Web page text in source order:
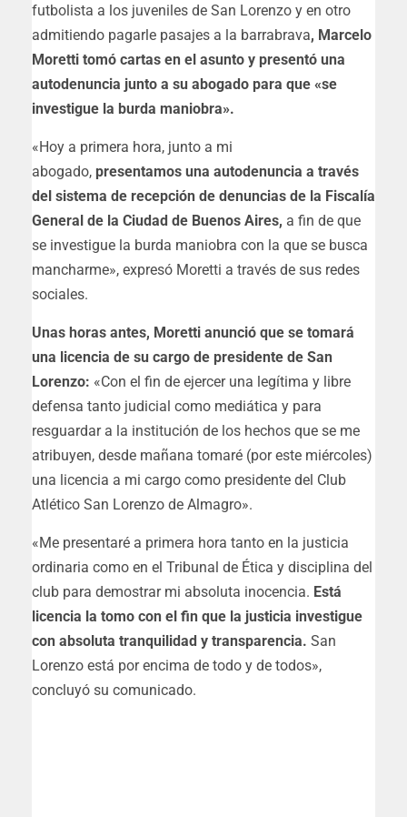
futbolista a los juveniles de San Lorenzo y en otro
admitiendo pagarle pasajes a la barrabrava, Marcelo
Moretti tomó cartas en el asunto y presentó una
autodenuncia junto a su abogado para que «se
investigue la burda maniobra».
«Hoy a primera hora, junto a mi
abogado, presentamos una autodenuncia a través
del sistema de recepción de denuncias de la Fiscalía
General de la Ciudad de Buenos Aires, a fin de que
se investigue la burda maniobra con la que se busca
mancharme», expresó Moretti a través de sus redes
sociales.
Unas horas antes, Moretti anunció que se tomará
una licencia de su cargo de presidente de San
Lorenzo: «Con el fin de ejercer una legítima y libre
defensa tanto judicial como mediática y para
resguardar a la institución de los hechos que se me
atribuyen, desde mañana tomaré (por este miércoles)
una licencia a mi cargo como presidente del Club
Atlético San Lorenzo de Almagro».
«Me presentaré a primera hora tanto en la justicia
ordinaria como en el Tribunal de Ética y disciplina del
club para demostrar mi absoluta inocencia. Está
licencia la tomo con el fin que la justicia investigue
con absoluta tranquilidad y transparencia. San
Lorenzo está por encima de todo y de todos»,
concluyó su comunicado.